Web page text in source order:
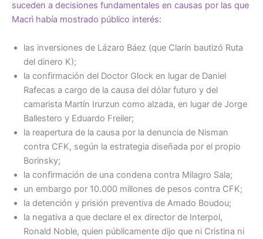
suceden a decisiones fundamentales en causas por las que
Macrì había mostrado público interés:
las inversiones de Lázaro Báez (que Clarín bautizó Ruta
del dinero K);
la confirmación del Doctor Glock en lugar de Daniel
Rafecas a cargo de la causa del dólar futuro y del
camarista Martín Irurzun como alzada, en lugar de Jorge
Ballestero y Eduardo Freiler;
la reapertura de la causa por la denuncia de Nisman
contra CFK, según la estrategia diseñada por el propio
Borinsky;
la confirmación de una condena contra Milagro Sala;
un embargo por 10.000 millones de pesos contra CFK;
la detención y prisión preventiva de Amado Boudou;
la negativa a que declare el ex director de Interpol,
Ronald Noble, quien públicamente dijo que ni Cristina ni